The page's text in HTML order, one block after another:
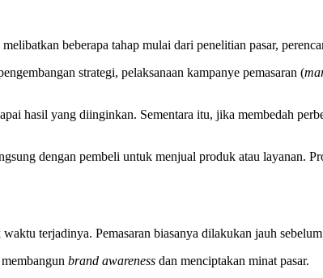
beberapa tahap mulai dari penelitian pasar,
strategi, pelaksanaan kampanye pemasaran (
hasil yang diinginkan. Sementara itu, jika membedah
dengan pembeli untuk menjual produk atau layanan.
terjadinya. Pemasaran biasanya dilakukan jauh
brand awareness dan menciptakan minat pasar.